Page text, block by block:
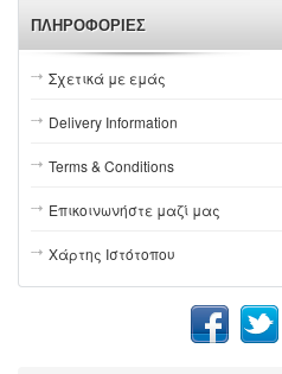
ΠΛΗΡΟΦΟΡΊΕΣ
Σχετικά με εμάς
Delivery Information
Terms & Conditions
Επικοινωνήστε μαζί μας
Χάρτης Ιστότοπου